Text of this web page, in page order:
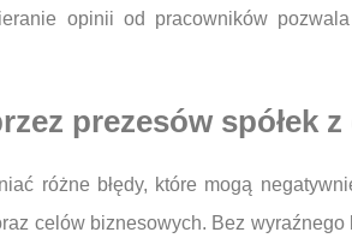
opinii od pracowników
prezesów spółek z
różne błędy, które mogą
celów biznesowych. Bez